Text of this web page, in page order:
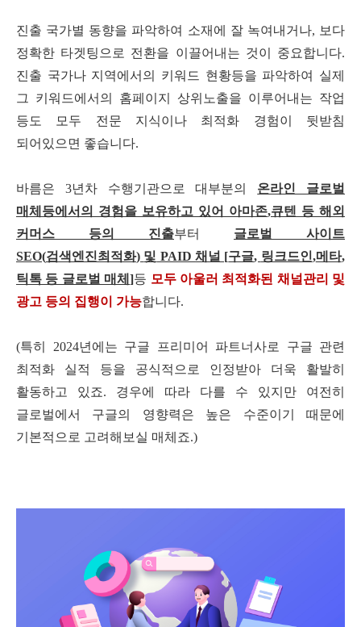
진출 국가별 동향을 파악하여 소재에 잘 녹여내거나, 보다
정확한 타겟팅으로 전환을 이끌어내는 것이 중요합니다.
진출 국가나 지역에서의 키워드 현황등을 파악하여 실제
그 키워드에서의 홈페이지 상위노출을 이루어내는 작업
등도 모두 전문 지식이나 최적화 경험이 뒷받침
되어있으면 좋습니다.
바름은 3년차 수행기관으로 대부분의 온라인 글로벌
매체등에서의 경험을 보유하고 있어 아마존,큐텐 등 해외
커머스 등의 진출부터
글로벌 사이트
SEO(검색엔진최적화) 및 PAID채널 [구글, 링크드인,메타,
틱톡 등 글로벌 매체]등 모두 아울러 최적화된 채널관리 및
광고 등의 집행이 가능합니다.
(특히 2024년에는 구글 프리미어 파트너사로 구글 관련
최적화 실적 등을 공식적으로 인정받아 더욱 활발히
활동하고 있죠. 경우에 따라 다를 수 있지만 여전히
글로벌에서 구글의 영향력은 높은 수준이기 때문에
기본적으로 고려해보실 매체죠.)